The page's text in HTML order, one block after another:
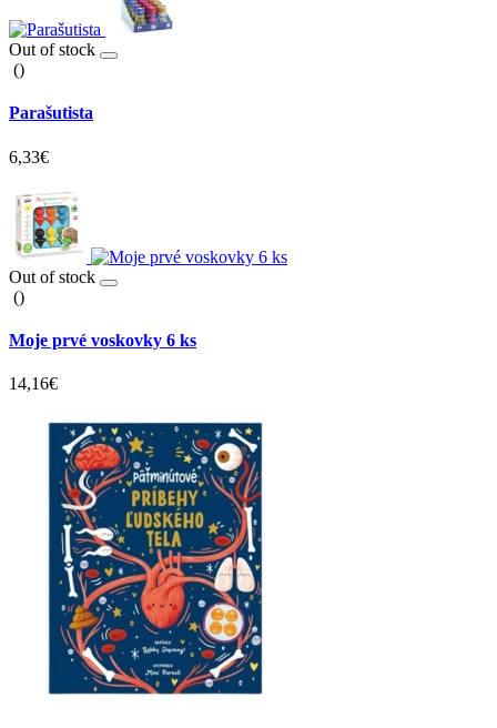
Out of stock
()
Parašutista
6,33€
Out of stock
()
Moje prvé voskovky 6 ks
14,16€